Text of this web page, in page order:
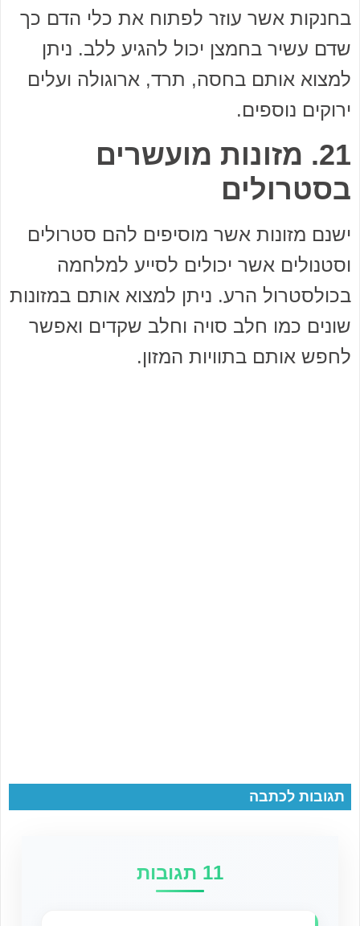
בחנקות אשר עוזר לפתוח את כלי הדם כך
שדם עשיר בחמצן יכול להגיע ללב. ניתן
למצוא אותם בחסה, תרד, ארוגולה ועלים
ירוקים נוספים.
21. מזונות מועשרים
בסטרולים
ישנם מזונות אשר מוסיפים להם סטרולים
וסטנולים אשר יכולים לסייע למלחמה
בכולסטרול הרע. ניתן למצוא אותם במזונות
שונים כמו חלב סויה וחלב שקדים ואפשר
לחפש אותם בתוויות המזון.
תגובות לכתבה
11 תגובות